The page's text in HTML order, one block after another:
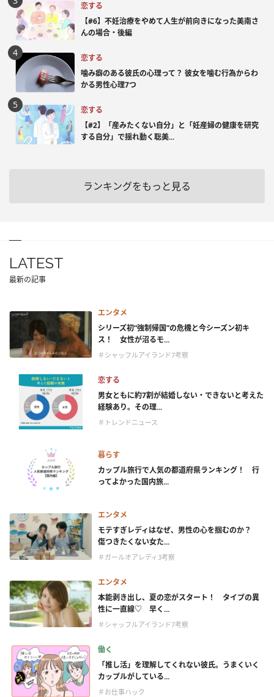
恋する
【#6】不妊治療をやめて人生が前向きになった美南さ
んの場合・後編
恋する
噛み癖のある彼氏の心理って？ 彼女を噛む行為からわ
かる男性心理7つ
恋する
【#2】「産みたくない自分」と「妊産婦の健康を研究
する自分」で揺れ動く聡美...
ランキングをもっと見る
LATEST
最新の記事
エンタメ
シリーズ初“強制帰国”の危機と今シーズン初キ
ス！ 女性が沼るモ...
＃シャッフルアイランド7考察
恋する
男女ともに約7割が結婚しない・できないと考えた
経験あり。その理...
＃トレンドニュース
暮らす
カップル旅行で人気の都道府県ランキング！ 行
ってよかった国内旅...
エンタメ
モテすぎレディはなぜ、男性の心を掴むのか？
傷つきたくない女た...
＃ガールオアレディ3考察
エンタメ
本能剥き出し、夏の恋がスタート！ タイプの異
性に一直線♡ 早く...
＃シャッフルアイランド7考察
働く
「推し活」を理解してくれない彼氏。うまくいく
カップルがしている...
＃お仕事ハック